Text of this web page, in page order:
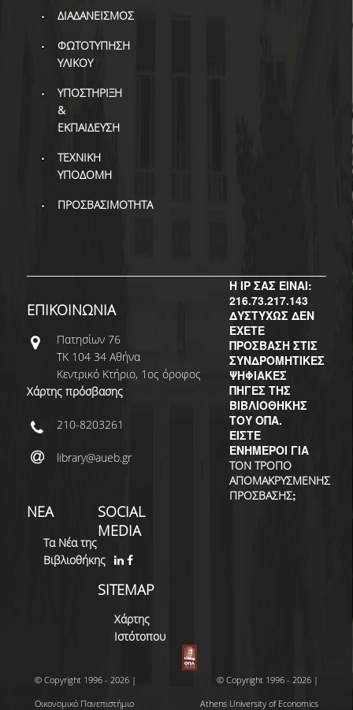
ΔΙΑΔΑΝΕΙΣΜΟΣ
ΦΩΤΟΤΥΠΗΣΗ
ΥΛΙΚΟΥ
ΥΠΟΣΤΗΡΙΞΗ
&
ΕΚΠΑΙΔΕΥΣΗ
ΤΕΧΝΙΚΗ
ΥΠΟΔΟΜΗ
ΠΡΟΣΒΑΣΙΜΟΤΗΤΑ
Η IP ΣΑΣ ΕΙΝΑΙ:
216.73.217.143
ΔΥΣΤΥΧΩΣ ΔΕΝ
ΕΧΕΤΕ
ΠΡΟΣΒΑΣΗ ΣΤΙΣ
ΣΥΝΔΡΟΜΗΤΙΚΕΣ
ΨΗΦΙΑΚΕΣ
ΠΗΓΕΣ ΤΗΣ
ΒΙΒΛΙΟΘΗΚΗΣ
ΤΟΥ ΟΠΑ.
ΕΙΣΤΕ
ΕΝΗΜΕΡΟΙ ΓΙΑ
ΤΟΝ ΤΡΟΠΟ
ΑΠΟΜΑΚΡΥΣΜΕΝΗΣ
ΠΡΟΣΒΑΣΗΣ;
ΕΠΙΚΟΙΝΩΝΙΑ
Πατησίων 76
ΤΚ 104 34 Αθήνα
Κεντρικό Κτήριο, 1ος όροφος
Χάρτης πρόσβασης
210-8203261
library@aueb.gr
ΝΕΑ
Τα Νέα της
Βιβλιοθήκης
SOCIAL
MEDIA
SITEMAP
Χάρτης
Ιστότοπου
© Copyright 1996 - 2026 |
Οικονομικό Πανεπιστήμιο
© Copyright 1996 - 2026 |
Athens University of Economics